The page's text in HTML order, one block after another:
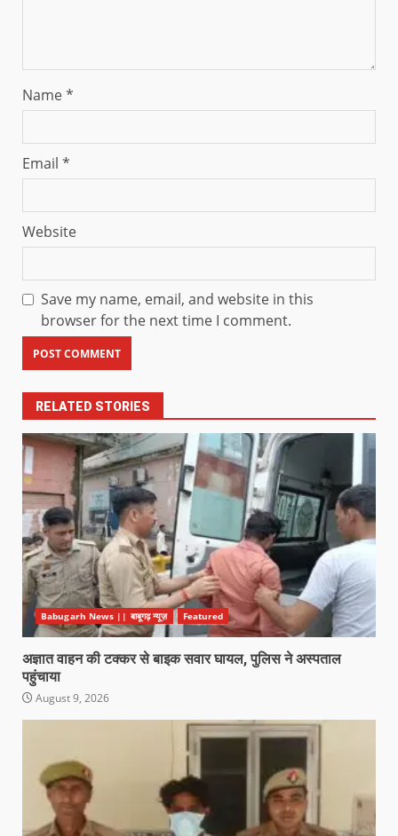
Name*
Email *
Website
Save my name, email, and website in this
browser for the next time I comment.
RELATED STORIES
Babugarh News || बाबूगढ़ न्यूज़ Featured
अज्ञात वाहन की टक्कर से बाइक सवार घायल, पुलिस ने अस्पताल
पहुंचाया
August 9, 2026